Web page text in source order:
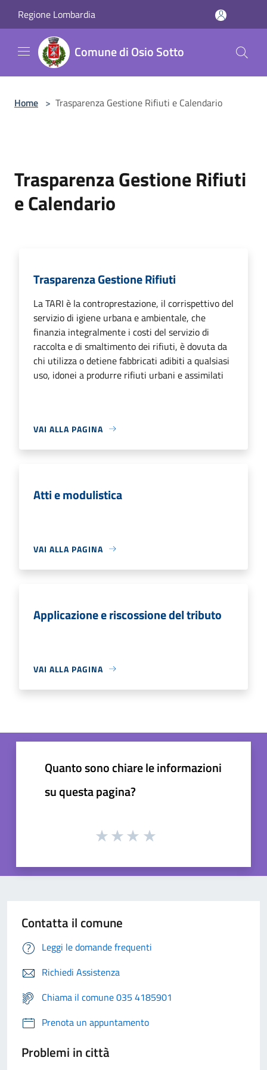
Regione Lombardia
Comune di Osio Sotto
Home > Trasparenza Gestione Rifiuti e Calendario
Trasparenza Gestione Rifiuti
e Calendario
Trasparenza Gestione Rifiuti
La TARI è la controprestazione, il corrispettivo del
servizio di igiene urbana e ambientale, che
finanzia integralmente i costi del servizio di
raccolta e di smaltimento dei rifiuti, è dovuta da
chi utilizza o detiene fabbricati adibiti a qualsiasi
uso, idonei a produrre rifiuti urbani e assimilati
VAI ALLA PAGINA
Atti e modulistica
VAI ALLA PAGINA
Applicazione e riscossione del tributo
VAI ALLA PAGINA
Quanto sono chiare le informazioni
su questa pagina?
Contatta il comune
Leggi le domande frequenti
Richiedi Assistenza
Chiama il comune 035 4185901
Prenota un appuntamento
Problemi in città